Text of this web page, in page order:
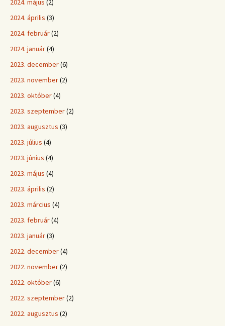
2024. május (2)
2024. április (3)
2024. február(2)
2024. január(4)
2023. december(6)
2023. november(2)
2023. október(4)
2023. szeptember(2)
2023. augusztus (3)
2023. július (4)
2023. június (4)
2023. május (4)
2023. április (2)
2023. március (4)
2023. február(4)
2023. január(3)
2022. december(4)
2022. november(2)
2022. október(6)
2022. szeptember(2)
2022. augusztus (2)